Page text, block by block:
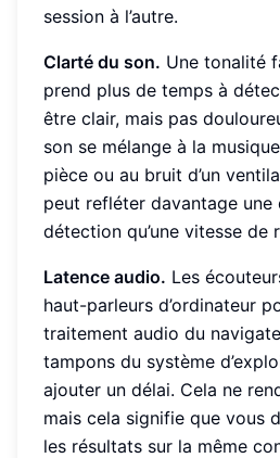
session à l’autre.
Clarté du son. Une tonalité
prend plus de temps à
être clair, mais pas
son se mélange à la
pièce ou au bruit d’un
peut refléter davantage
détection qu’une vitesse de
Latence audio. Les
haut-parleurs d’ordinateur
traitement audio du
tampons du système
ajouter un délai. Cela ne
mais cela signifie que vous
les résultats sur la même